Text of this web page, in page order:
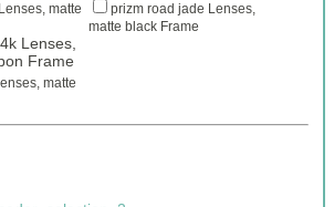
matte
prizm road jade Lenses,
matte black Frame
matte